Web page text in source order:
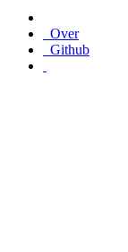
Over
Github